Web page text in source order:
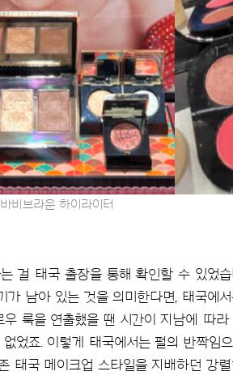
비브라운 하이라이터
걸 태국 출장을 통해 확인할 수 있었
가 남아 있는 것을 의미한다면, 태국에
룩을 연출했을 땐 시간이 지남에 따
었죠. 이렇게 태국에서는 펄의 반짝임
태국 메이크업 스타일을 지배하던 강